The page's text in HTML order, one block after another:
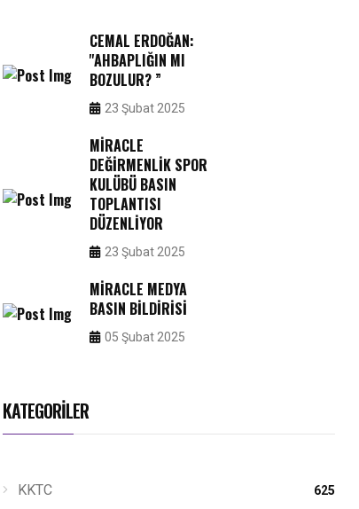
CEMAL ERDOĞAN:
''AHBAPLIĞIN MI
BOZULUR? ”
23 Şubat 2025
MIRACLE
DEĞIRMENLIK SPOR
KULÜBÜ BASIN
TOPLANTISI
DÜZENLIYOR
23 Şubat 2025
MIRACLE MEDYA
BASIN BILDIRISI
05 Şubat 2025
KATEGORILER
KKTC 625